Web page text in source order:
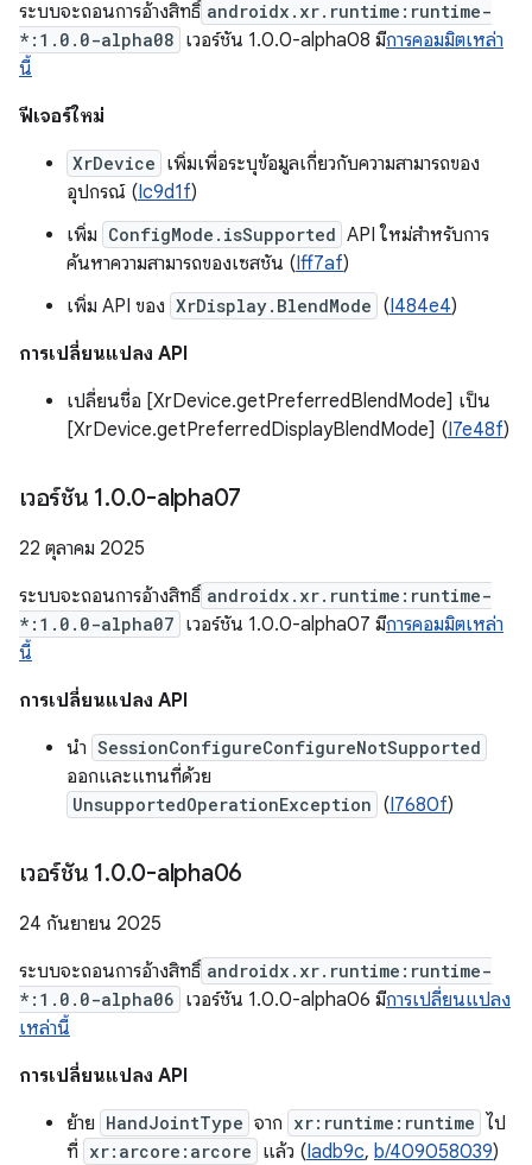
ระบบจะถอนการอ้างสิทธิ์ androidx.xr.runtime:runtime-
*:1.0.0-alpha08 เวอร์ชัน 1.0.0-alpha08 มีการคอมมิตเหล่า
นี้
ฟีเจอร์ใหม่
XrDevice เพิ่มเพื่อระบุข้อมูลเกี่ยวกับความสามารถของ
อุปกรณ์ (Ic9d1f)
เพิ่ม ConfigMode.isSupported API ใหม่สำหรับการ
ค้นหาความสามารถของเซสชัน (Iff7af)
เพิ่ม API ของ XrDisplay.BlendMode (I484e4)
การเปลี่ยนแปลง API
เปลี่ยนชื่อ [XrDevice.getPreferredBlendMode] เป็น
[XrDevice.getPreferredDisplayBlendMode] (I7e48f)
เวอร์ชัน 1.0.0-alpha07
22 ตุลาคม 2025
ระบบจะถอนการอ้างสิทธิ์ androidx.xr.runtime:runtime-
*:1.0.0-alpha07 เวอร์ชัน 1.0.0-alpha07 มีการคอมมิตเหล่า
นี้
การเปลี่ยนแปลง API
นำ SessionConfigureConfigureNotSupported
ออกและแทนที่ด้วย
UnsupportedOperationException (I7680f)
เวอร์ชัน 1.0.0-alpha06
24 กันยายน 2025
ระบบจะถอนการอ้างสิทธิ์ androidx.xr.runtime:runtime-
*:1.0.0-alpha06 เวอร์ชัน 1.0.0-alpha06 มีการเปลี่ยนแปลง
เหล่านี้
การเปลี่ยนแปลง API
ย้าย HandJointType จาก xr:runtime:runtime ไป
ที่ xr:arcore:arcore แล้ว (Iadb9c, b/409058039)